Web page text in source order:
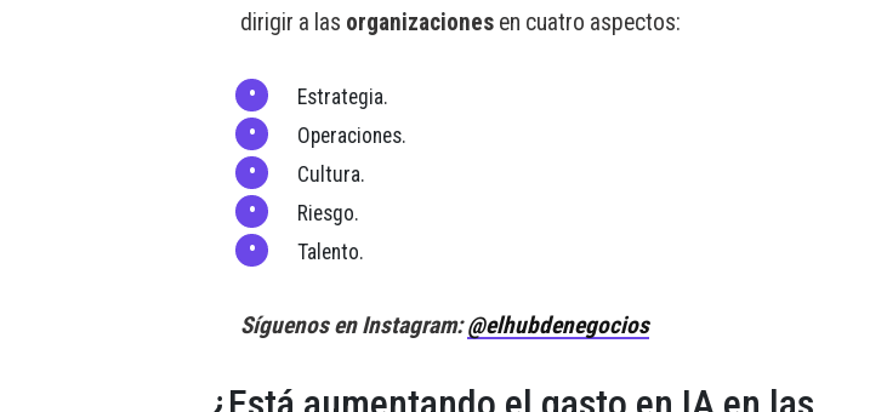
dirigir a las organizacionesen cuatro aspectos:
Estrategia.
Operaciones.
Cultura.
Riesgo.
Talento.
Síguenos en Instagram:@elhubdenegocios